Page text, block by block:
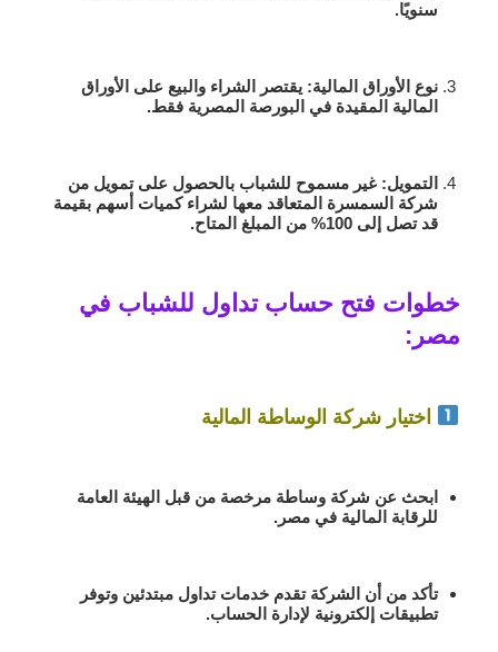
سنويًا.
نوع الأوراق المالية: يقتصر الشراء والبيع على الأوراق
المالية المقيدة في البورصة المصرية فقط.
التمويل: غير مسموح للشباب بالحصول على تمويل من
شركة السمسرة المتعاقد معها لشراء كميات أسهم بقيمة
قد تصل إلى 100% من المبلغ المتاح.
خطوات فتح حساب تداول للشباب في
مصر:
اختيار شركة الوساطة المالية
ابحث عن شركة وساطة مرخصة من قبل الهيئة العامة
للرقابة المالية في مصر.
تأكد من أن الشركة تقدمخدمات تداول مبتدئين وتوفر
تطبيقات إلكترونية لإدارة الحساب.